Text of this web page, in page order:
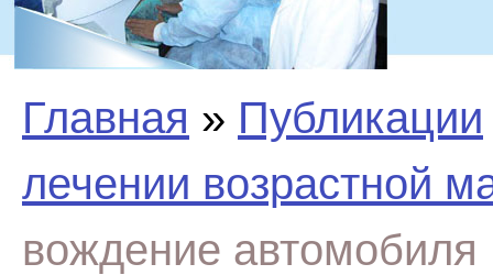
Главная » Публикации
лечении возрастной
вождение автомобиля